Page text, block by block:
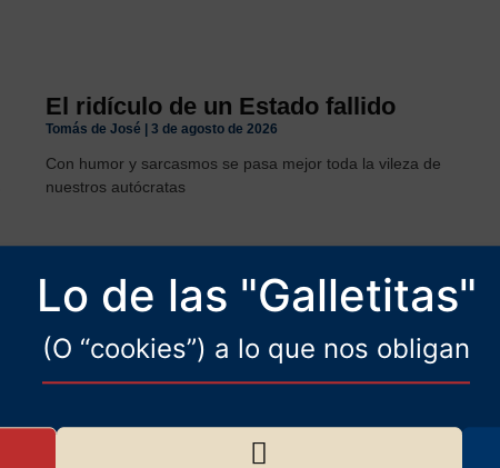
Lo de las "Galletitas"
(O “cookies”) a lo que nos obligan
El ridículo de un Estado fallido
Tomás de José 3 de agosto de 2026
Con humor y sarcasmos se pasa mejor toda la vileza de
nuestros autócratas